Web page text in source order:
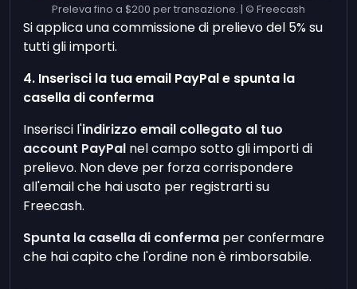
Preleva fino a $200 per transazione. | © Freecash
Si applica una commissione di prelievo del 5% su
tutti gli importi.
4. Inserisci la tua email PayPal e spunta la
casella di conferma
Inserisci l'indirizzo email collegato al tuo
account PayPal nel campo sotto gli importi di
prelievo. Non deve per forza corrispondere
all'email che hai usato per registrarti su
Freecash.
Spunta la casella di conferma per confermare
che hai capito che l'ordine non è rimborsabile.